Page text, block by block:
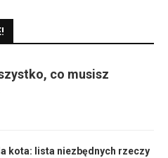
co musisz
kota: lista niezbędnych rzeczy